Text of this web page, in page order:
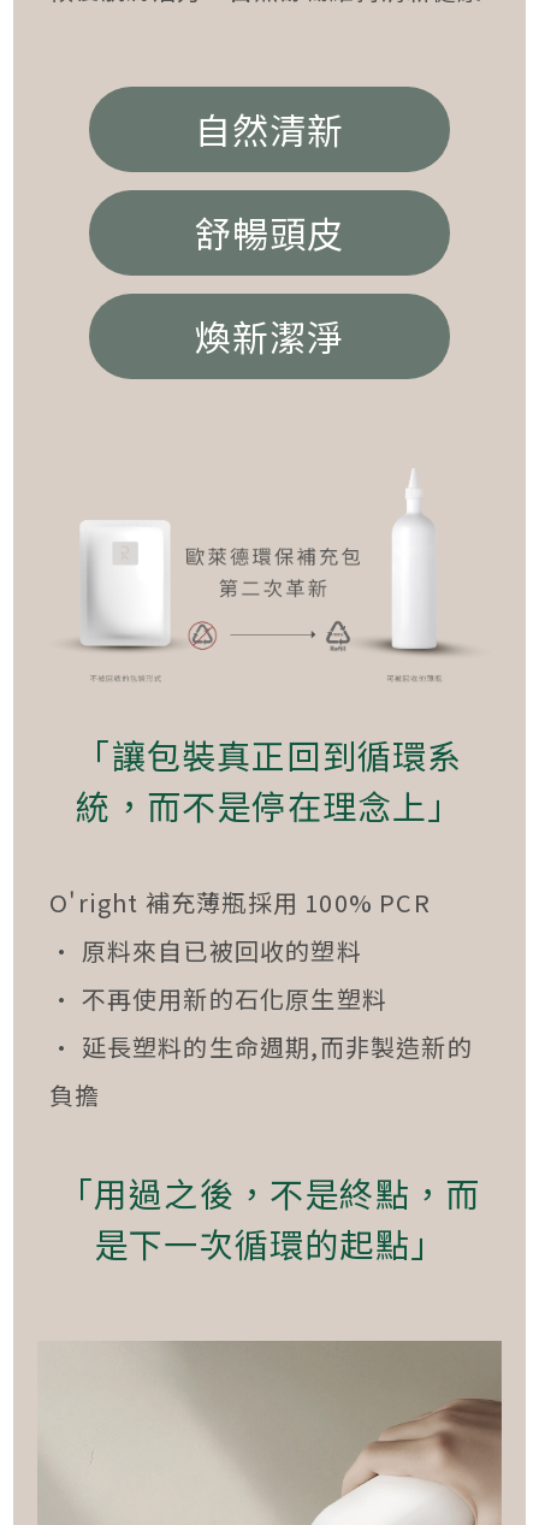
自然清新
舒暢頭皮
煥新潔淨
「讓包裝真正回到循環系
統，而不是停在理念上」
O'right 補充薄瓶採用 100% PCR
• 原料來自已被回收的塑料
• 不再使用新的石化原生塑料
• 延長塑料的生命週期,而非製造新的
負擔
「用過之後，不是終點，而
是下一次循環的起點」